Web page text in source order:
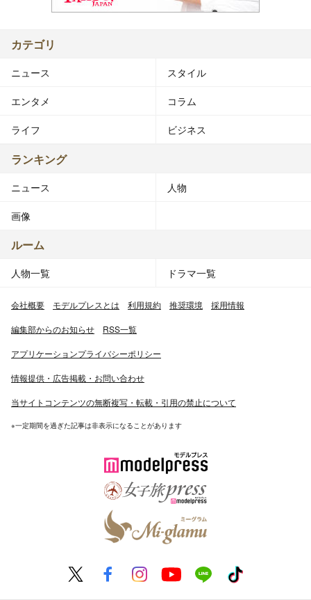
カテゴリ
ニュース スタイル
エンタメ コラム
ライフ ビジネス
ランキング
ニュース 人物
画像
ルーム
人物一覧 ドラマ一覧
会社概要 モデルプレスとは 利用規約 推奨環境 採用情報
編集部からのお知らせ RSS一覧
アプリケーションプライバシーポリシー
情報提供・広告掲載・お問い合わせ
当サイトコンテンツの無断複写・転載・引用の禁止について
※一定期間を過ぎた記事は非表示になることがあります